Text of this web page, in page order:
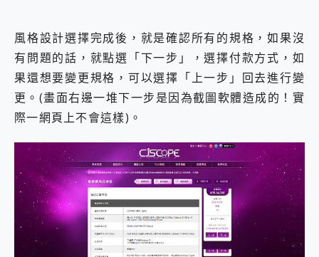
風格設計選擇完成後，就是確認所有的規格，如果沒
有問題的話，就點選「下一步」，選擇付款方式，如
果還想要變更規格，可以選擇「上一步」回去進行變
更。(畫面右邊一堆下一步是因為截圖軟體造成的！實
際一網頁上不會這樣)。